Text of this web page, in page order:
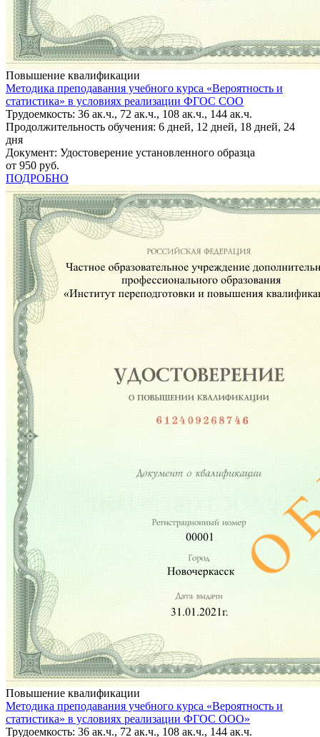
Повышение квалификации
Методика преподавания учебного курса «Вероятность и
статистика» в условиях реализации ФГОС СОО
Трудоемкость: 36 ак.ч., 72 ак.ч., 108 ак.ч., 144 ак.ч.
Продолжительность обучения: 6 дней, 12 дней, 18 дней, 24
дня
Документ: Удостоверение установленного образца
от 950 руб.
ПОДРОБНО
Повышение квалификации
Методика преподавания учебного курса «Вероятность и
статистика» в условиях реализации ФГОС ООО»
Трудоемкость: 36 ак.ч., 72 ак.ч., 108 ак.ч., 144 ак.ч.